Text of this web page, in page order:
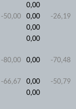
0,00
-50,00 0,00
-26,19
0,00
0,00
-80,00 0,00 -70,48
-66,67 0,00
-50,79
0,00